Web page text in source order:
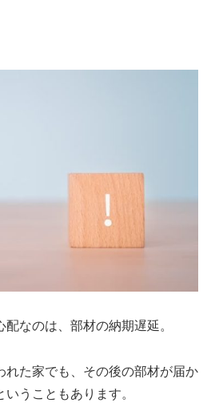
なのは、部材の納期遅延。
れた家でも、その後の部材が届か
うこともあります。